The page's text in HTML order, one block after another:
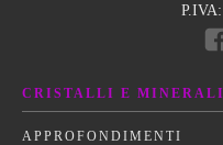
P.IVA:
CRISTALLI E MINERALI
APPROFONDIMENTI